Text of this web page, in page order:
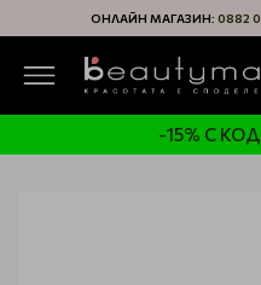
ОНЛАЙН МАГАЗИН: 0882
-15% С